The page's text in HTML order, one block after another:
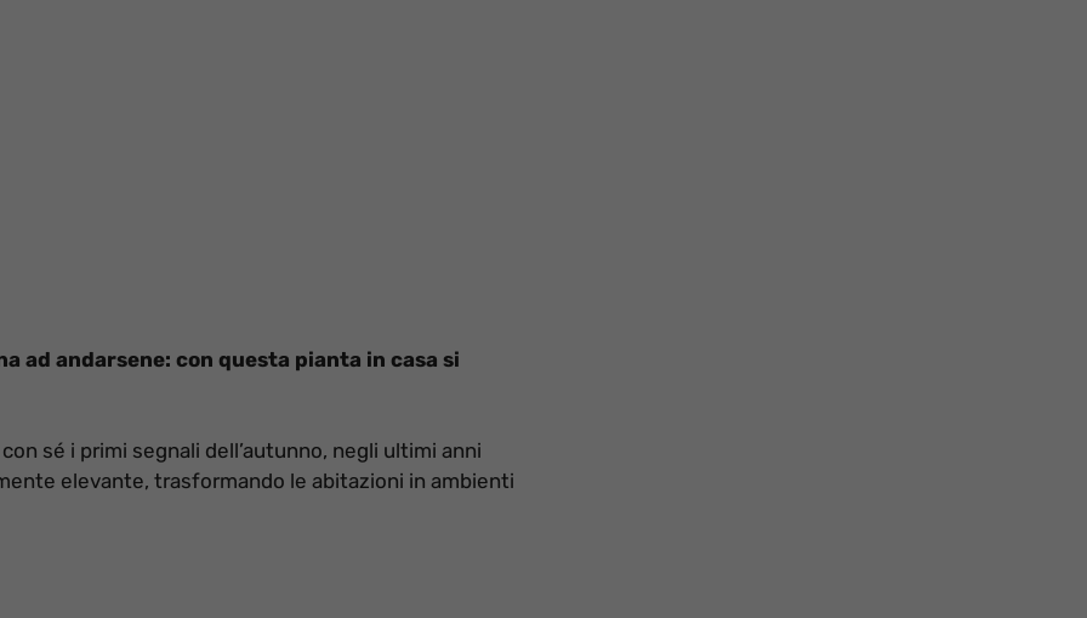
ad andarsene: con questa pianta in casa si
sé i primi segnali dell’autunno, negli ultimi anni
elevante, trasformando le abitazioni in ambienti